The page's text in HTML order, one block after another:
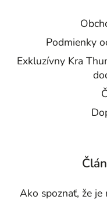
Podmienky
Exkluzívny Kra
Ako spoznať, že